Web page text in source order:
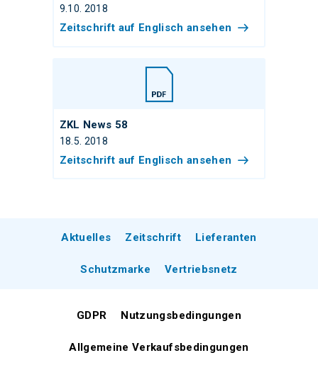
9.10. 2018
Zeitschrift auf Englisch ansehen
ZKL News 58
18.5. 2018
Zeitschrift auf Englisch ansehen
Aktuelles Zeitschrift Lieferanten
Schutzmarke Vertriebsnetz
GDPR Nutzungsbedingungen
Allgemeine Verkaufsbedingungen